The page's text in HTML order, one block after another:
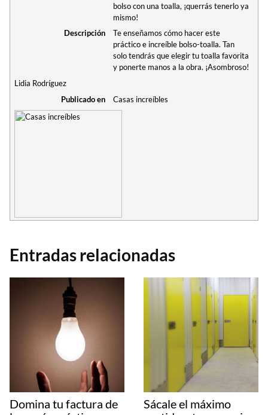
bolso con una toalla, ¡querrás tenerlo ya
mismo!
Descripción
Te enseñamos cómo hacer este
práctico e increíble bolso-toalla. Tan
solo tendrás que elegir tu toalla favorita
y ponerte manos a la obra. ¡Asombroso!
Lidia Rodríguez
Publicado en
Casas increíbles
Entradas relacionadas
Domina tu factura de
Sácale el máximo